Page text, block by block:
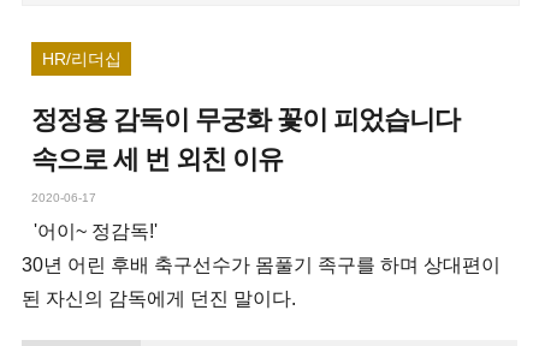
HR/리더십
정정용 감독이 무궁화 꽃이 피었습니다
속으로 세 번 외친 이유
2020-06-17
'어이~ 정감독!'
30년 어린 후배 축구선수가 몸풀기 족구를 하며 상대편이
된 자신의 감독에게 던진 말이다.